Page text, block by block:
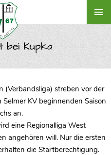
bei Kupka
(Verbandsliga) streben vor der
KV beginnenden Saison
an.
eine Regionalliga West
angehören will. Nur die ersten
die Startberechtigung.